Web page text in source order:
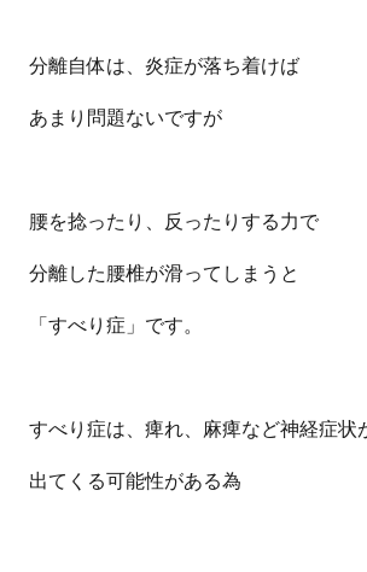
分離自体は、炎症が落ち着けば
あまり問題ないですが
腰を捻ったり、反ったりする力で
分離した腰椎が滑ってしまうと
「すべり症」です。
すべり症は、痺れ、麻痺など神経症状
出てくる可能性がある為